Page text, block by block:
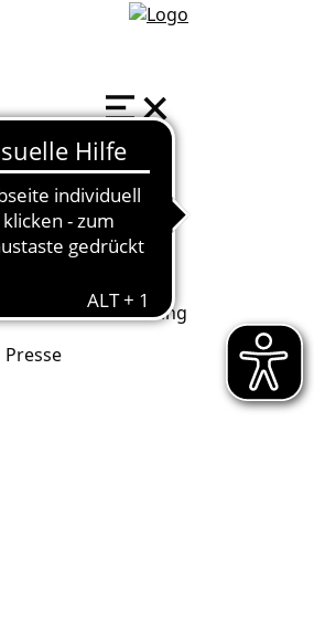
Kontakt
Welterbebüro
Institut
Darmstadt Marketing
Presse